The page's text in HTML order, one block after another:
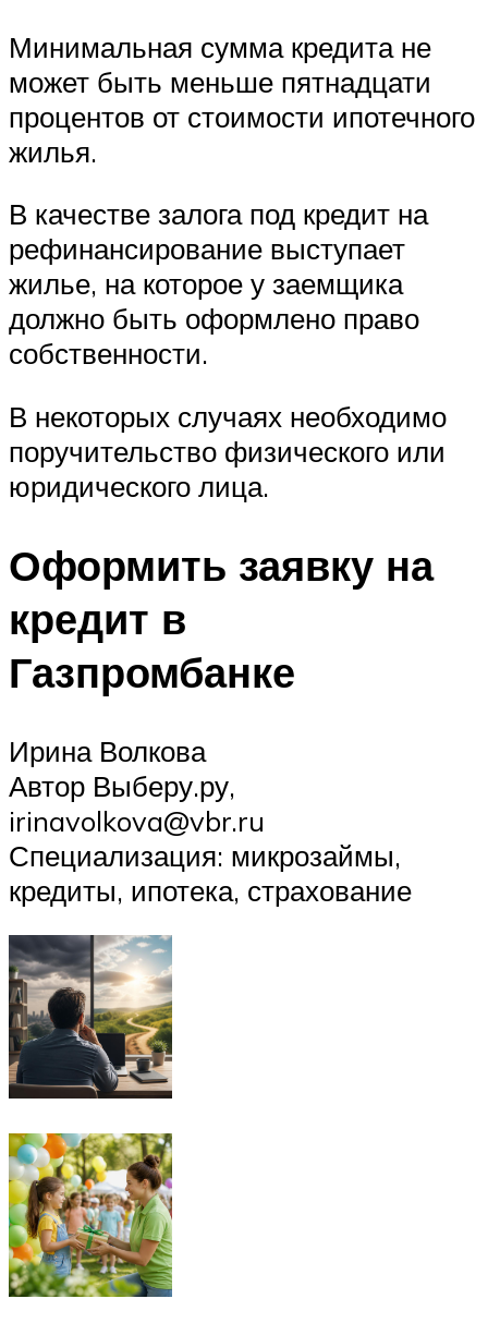
Минимальная сумма кредита не
может быть меньше пятнадцати
процентов от стоимости ипотечного
жилья.
В качестве залога под кредит на
рефинансирование выступает
жилье, на которое у заемщика
должно быть оформлено право
собственности.
В некоторых случаях необходимо
поручительство физического или
юридического лица.
Оформить заявку на
кредит в
Газпромбанке
Ирина Волкова
Автор Выберу.ру,
irinavolkova@vbr.ru
Специализация: микрозаймы,
кредиты, ипотека, страхование